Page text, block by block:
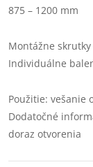
875 – 1200 mm
Montážne
Individuálne
Použitie: vešanie
Dodatočné
doraz otvorenia